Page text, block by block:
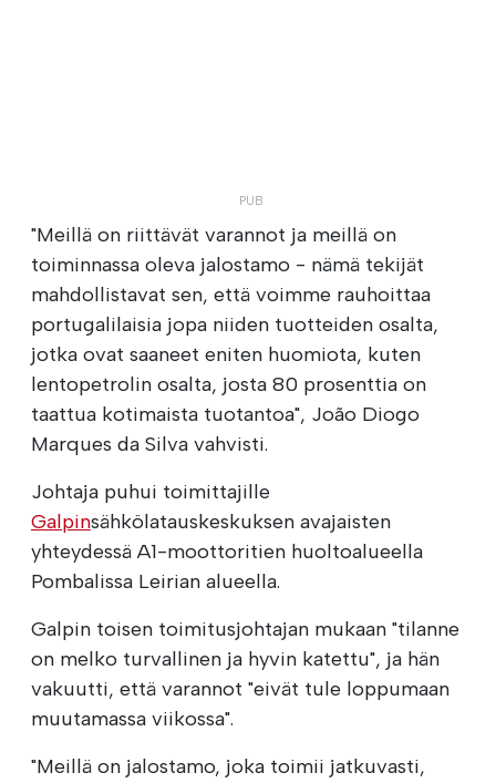
"Meillä on riittävät varannot ja meillä on
toiminnassa oleva jalostamo - nämä tekijät
mahdollistavat sen, että voimme rauhoittaa
portugalilaisia jopa niiden tuotteiden osalta,
jotka ovat saaneet eniten huomiota, kuten
lentopetrolin osalta, josta 80 prosenttia on
taattua kotimaista tuotantoa", João Diogo
Marques da Silva vahvisti.
Johtaja puhui toimittajille
Galpinsähkölatauskeskuksen avajaisten
yhteydessä A1-moottoritien huoltoalueella
Pombalissa Leirian alueella.
Galpin toisen toimitusjohtajan mukaan "tilanne
on melko turvallinen ja hyvin katettu", ja hän
vakuutti, että varannot "eivät tule loppumaan
muutamassa viikossa".
"Meillä on jalostamo, joka toimii jatkuvasti,